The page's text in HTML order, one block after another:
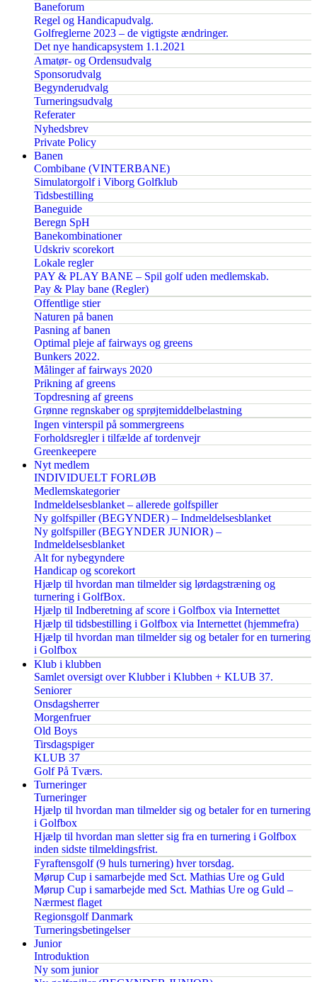
Baneforum
Regel og Handicapudvalg.
Golfreglerne 2023 – de vigtigste ændringer.
Det nye handicapsystem 1.1.2021
Amatør- og Ordensudvalg
Sponsorudvalg
Begynderudvalg
Turneringsudvalg
Referater
Nyhedsbrev
Private Policy
Banen
Combibane (VINTERBANE)
Simulatorgolf i Viborg Golfklub
Tidsbestilling
Baneguide
Beregn SpH
Banekombinationer
Udskriv scorekort
Lokale regler
PAY & PLAY BANE – Spil golf uden medlemskab.
Pay & Play bane (Regler)
Offentlige stier
Naturen på banen
Pasning af banen
Optimal pleje af fairways og greens
Bunkers 2022.
Målinger af fairways 2020
Prikning af greens
Topdresning af greens
Grønne regnskaber og sprøjtemiddelbelastning
Ingen vinterspil på sommergreens
Forholdsregler i tilfælde af tordenvejr
Greenkeepere
Nyt medlem
INDIVIDUELT FORLØB
Medlemskategorier
Indmeldelsesblanket – allerede golfspiller
Ny golfspiller (BEGYNDER) – Indmeldelsesblanket
Ny golfspiller (BEGYNDER JUNIOR) –
Indmeldelsesblanket
Alt for nybegyndere
Handicap og scorekort
Hjælp til hvordan man tilmelder sig lørdagstræning og
turnering i GolfBox.
Hjælp til Indberetning af score i Golfbox via Internettet
Hjælp til tidsbestilling i Golfbox via Internettet (hjemmefra)
Hjælp til hvordan man tilmelder sig og betaler for en turnering
i Golfbox
Klub i klubben
Samlet oversigt over Klubber i Klubben + KLUB 37.
Seniorer
Onsdagsherrer
Morgenfruer
Old Boys
Tirsdagspiger
KLUB 37
Golf På Tværs.
Turneringer
Turneringer
Hjælp til hvordan man tilmelder sig og betaler for en turnering
i Golfbox
Hjælp til hvordan man sletter sig fra en turnering i Golfbox
inden sidste tilmeldingsfrist.
Fyraftensgolf (9 huls turnering) hver torsdag.
Mørup Cup i samarbejde med Sct. Mathias Ure og Guld
Mørup Cup i samarbejde med Sct. Mathias Ure og Guld –
Nærmest flaget
Regionsgolf Danmark
Turneringsbetingelser
Junior
Introduktion
Ny som junior